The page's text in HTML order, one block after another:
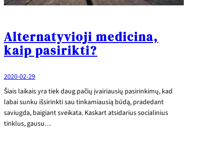
Alternatyvioji medicina,
kaip pasirikti?
2020-02-29
Šiais laikais yra tiek daug pačių įvairiausių pasirinkimų, kad
labai sunku išsirinkti sau tinkamiausią būdą, pradedant
saviugda, baigiant sveikata. Kaskart atsidarius socialinius
tinklus, gausu…